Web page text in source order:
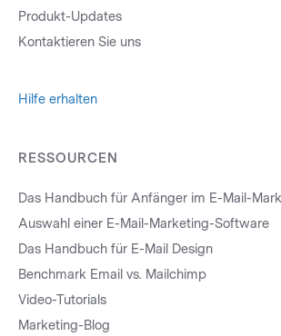
Produkt-Updates
Kontaktieren Sie uns
Hilfe erhalten
RESSOURCEN
Das Handbuch für Anfänger im E-Mail-
Auswahl einer E-Mail-Marketing-Software
Das Handbuch für E-Mail Design
Benchmark Email vs. Mailchimp
Video-Tutorials
Marketing-Blog